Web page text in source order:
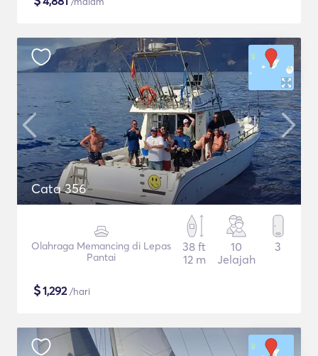
Cata 356
Olahraga Memancing di Lepas
Pantai
38 ft
12 m
10
Jelajah
3
$1,292/hari